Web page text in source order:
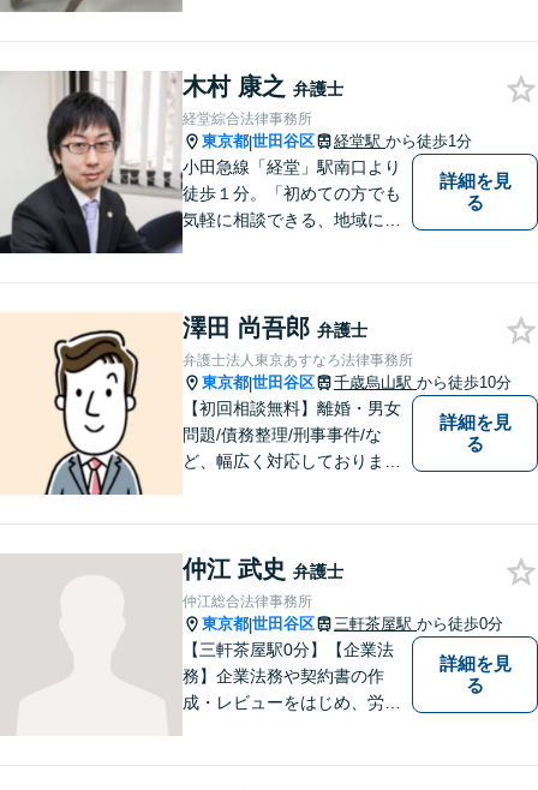
に複雑なお悩みでも、安心し
てご相談ください。※電話は
面談予約のみ。【地域密着型
の法律事務所】
木村 康之 弁護士
経堂綜合法律事務所
東京都|世田谷区 経堂駅 から徒歩1分
小田急線「経堂」駅南口より
徒歩１分。「初めての方でも
気軽に相談できる、地域に根
実に」「丁寧に」「迅速に」
取り組みます。 （東京弁護士
会所属・代表弁護士木村康
之）
詳細を見
る
澤田 尚吾郎 弁護士
弁護士法人東京あすなろ法律事務所
東京都|世田谷区 千歳烏山駅 から徒歩10分
【初回相談無料】離婚・男女
問題/債務整理/刑事事件/な
ど、幅広く対応しておりま
した弁護活動を行います。
【電話相談可】
詳細を見
る
仲江 武史 弁護士
仲江総合法律事務所
東京都|世田谷区 三軒茶屋駅 から徒歩0分
【三軒茶屋駅0分】【企業法
務】企業法務や契約書の作
成・レビューをはじめ、労働
詳細を見
る